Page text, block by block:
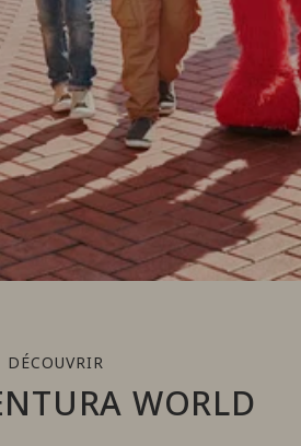
DÉCOUVRIR
WORLD